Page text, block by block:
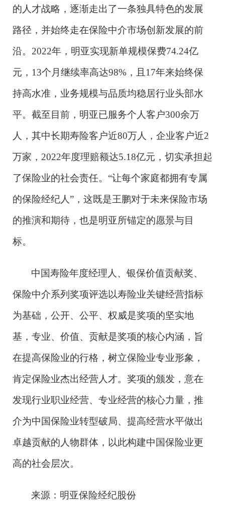
的人才战略，逐渐走出了一条独具特色的发展
路径，并始终走在保险中介市场创新发展的前
沿。2022年，明亚实现新单规模保费74.24亿
元，13个月继续率高达98%，且17年来始终保
持高水准，业务规模与品质均稳居行业头部水
平。截至目前，明亚已服务个人客户300余万
人，其中长期寿险客户近80万人，企业客户近2
万家，2022年度理赔额达5.18亿元，切实承担起
了保险业的社会责任。“让每个家庭都拥有专属
的保险经纪人”，这既是王鹏对于未来保险市场
的推演和期待，也是明亚所锚定的愿景与目
标。
中国寿险年度经理人、银保价值贡献奖、
保险中介系列奖项评选以寿险业关键经营指标
为基础，公开、公平、权威是奖项的坚实地
基，专业、价值、贡献是奖项的核心内涵，旨
在提高保险业的行格，树立保险业专业形象，
肯定保险业杰出经营人才。奖项的颁发，意在
发现行业职业经营、专业经营的核心力量，推
介为中国保险业转型破局、提高经营水平做出
卓越贡献的人物群体，以此构建中国保险业更
高的社会层次。
来源：明亚保险经纪股份